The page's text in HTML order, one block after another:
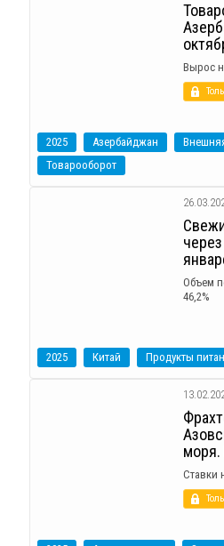
Вырос
2025 Азербайджан
Товарооборот
Объем
46,2%
2025 Китай Продукты
моря.
Ставки